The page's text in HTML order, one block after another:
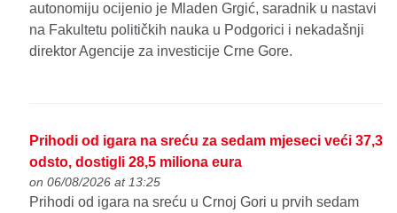
autonomiju ocijenio je Mladen Grgić, saradnik u nastavi
na Fakultetu političkih nauka u Podgorici i nekadašnji
direktor Agencije za investicije Crne Gore.
Prihodi od igara na sreću za sedam mjeseci veći 37,3
odsto, dostigli 28,5 miliona eura
on 06/08/2026 at 13:25
Prihodi od igara na sreću u Crnoj Gori u prvih sedam